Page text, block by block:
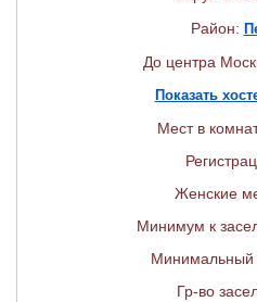
Район:
До центра
Показать
Мест в
Женские
Минимум к
Минимальный
Гр-во